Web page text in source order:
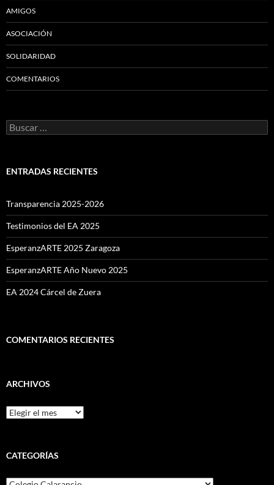
AMIGOS
ASOCIACIÓN
SOLIDARIDAD
COMENTARIOS
Buscar:
ENTRADAS RECIENTES
Transparencia 2025-2026
Testimonios del EA 2025
EsperanzARTE 2025 Zaragoza
EsperanzARTE Año Nuevo 2025
EA 2024 Cárcel de Zuera
COMENTARIOS RECIENTES
ARCHIVOS
Archivos
CATEGORÍAS
Categorías